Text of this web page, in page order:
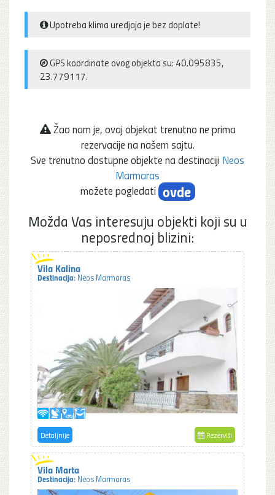
Upotreba klima uredjaja je bez doplate!
GPS koordinate ovog objekta su: 40.095835,
23.779117.
Žao nam je, ovaj objekat trenutno ne prima
rezervacije na našem sajtu.
Sve trenutno dostupne objekte na destinaciji Neos
Marmaras
možete pogledati ovde
Možda Vas interesuju objekti koji su u
neposrednoj blizini:
Vila Kalina
Destinacija: Neos Marmaras
Detaljnije Rezerviši
Vila Marta
Destinacija: Neos Marmaras